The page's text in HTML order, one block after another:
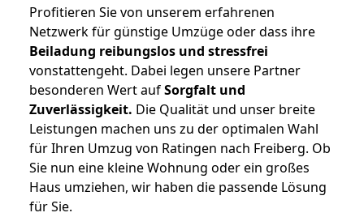
Profitieren Sie von unserem erfahrenen
Netzwerk für günstige Umzüge oder dass ihre
Beiladung reibungslos und stressfrei
vonstattengeht. Dabei legen unsere Partner
besonderen Wert aufSorgfalt und
Zuverlässigkeit. Die Qualität und unser breite
Leistungen machen uns zu der optimalen Wahl
für Ihren Umzug von Ratingen nach Freiberg. Ob
Sie nun eine kleine Wohnung oder ein großes
Haus umziehen, wir haben die passende Lösung
für Sie.